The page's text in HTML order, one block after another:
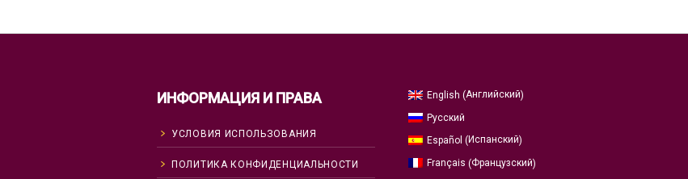
ИНФОРМАЦИЯ И ПРАВА
УСЛОВИЯ ИСПОЛЬЗОВАНИЯ
ПОЛИТИКА КОНФИДЕНЦИАЛЬНОСТИ
English (Английский)
Русский
Español (Испанский)
Français (Французский)